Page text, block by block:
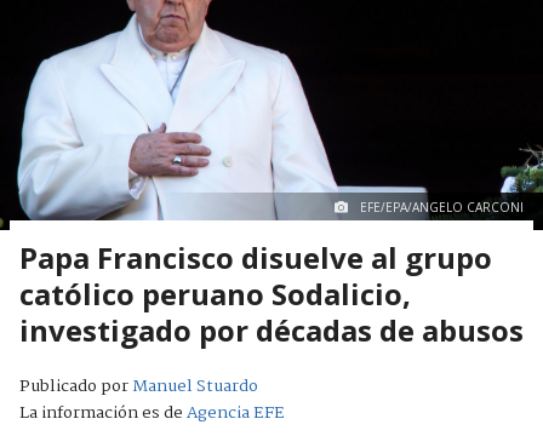
EFE/EPA/ANGELO CARCONI
Papa Francisco disuelve al grupo
católico peruano Sodalicio,
investigado por décadas de abusos
Publicado porManuel Stuardo
La información es deAgencia EFE